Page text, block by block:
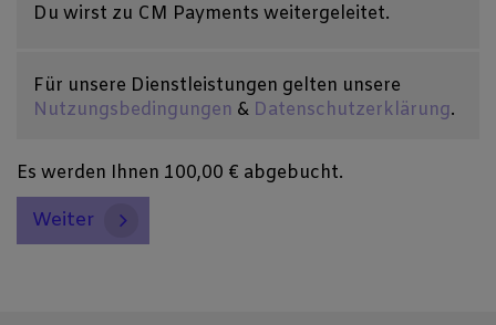
Du wirst zu CM Payments weitergeleitet.
Für unsere Dienstleistungen gelten unsere
Nutzungsbedingungen & Datenschutzerklärung.
Es werden Ihnen 100,00 € abgebucht.
Weiter